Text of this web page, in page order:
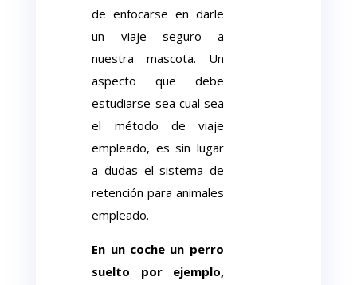
de enfocarse en darle
un viaje seguro a
nuestra mascota. Un
aspecto que debe
estudiarse sea cual sea
el método de viaje
empleado, es sin lugar
a dudas el sistema de
retención para animales
empleado.
En un coche un perro
suelto por ejemplo,